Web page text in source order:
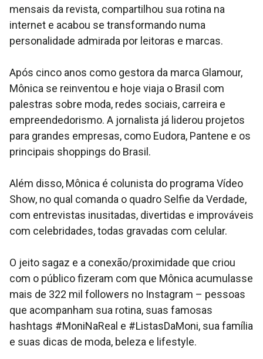
mensais da revista, compartilhou sua rotina na
internet e acabou se transformando numa
personalidade admirada por leitoras e marcas.
Após cinco anos como gestora da marca Glamour,
Mônica se reinventou e hoje viaja o Brasil com
palestras sobre moda, redes sociais, carreira e
empreendedorismo. A jornalista já liderou projetos
para grandes empresas, como Eudora, Pantene e os
principais shoppings do Brasil.
Além disso, Mônica é colunista do programa Vídeo
Show, no qual comanda o quadro Selfie da Verdade,
com entrevistas inusitadas, divertidas e improváveis
com celebridades, todas gravadas com celular.
O jeito sagaz e a conexão/proximidade que criou
com o público fizeram com que Mônica acumulasse
mais de 322 mil followers no Instagram – pessoas
que acompanham sua rotina, suas famosas
hashtags #MoniNaReal e #ListasDaMoni, sua família
e suas dicas de moda, beleza e lifestyle.